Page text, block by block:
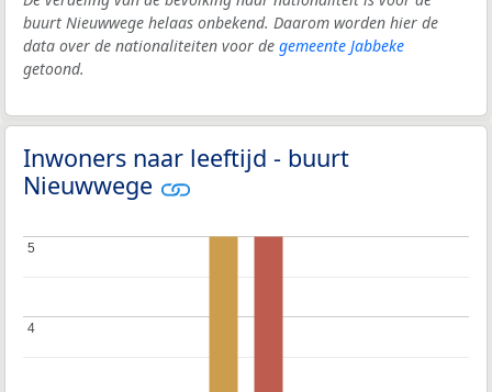
buurt Nieuwwege helaas onbekend. Daarom worden hier de
data over de nationaliteiten voor de gemeente Jabbeke
getoond.
Inwoners naar leeftijd - buurt
Nieuwwege
4
4
5
5